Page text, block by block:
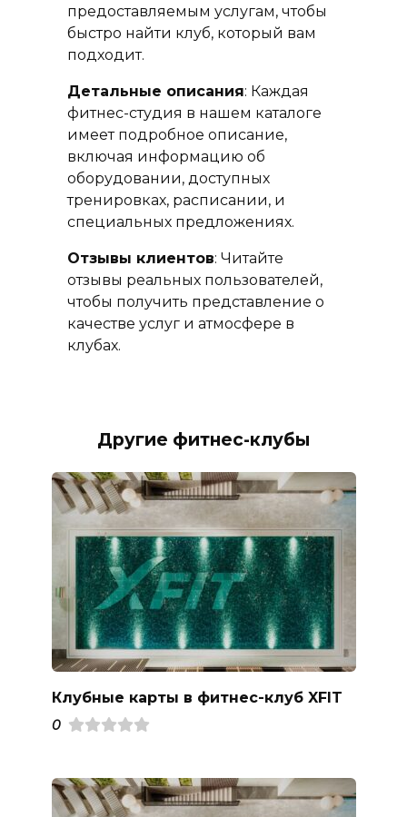
предоставляемым услугам, чтобы
быстро найти клуб, который вам
подходит.
Детальные описания: Каждая
фитнес-студия в нашем каталоге
имеет подробное описание,
включая информацию об
оборудовании, доступных
тренировках, расписании, и
специальных предложениях.
Отзывы клиентов: Читайте
отзывы реальных пользователей,
чтобы получить представление о
качестве услуг и атмосфере в
клубах.
Другие фитнес-клубы
Клубные карты в фитнес-клуб XFIT
0